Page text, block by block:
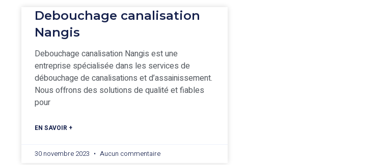
Debouchage canalisation
Nangis
Debouchage canalisation Nangis est une
entreprise spécialisée dans les services de
débouchage de canalisations et d’assainissement.
Nous offrons des solutions de qualité et fiables
pour
EN SAVOIR +
30 novembre 2023 Aucun commentaire